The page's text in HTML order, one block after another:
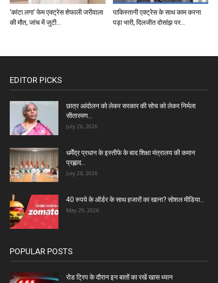
‘कांटा लगा’ फेम एक्ट्रेस शेफाली जरीवाला
की मौत, जांच में जुटी...
पाकिस्तानी एक्ट्रेस के साथ काम करना
पड़ा भारी, दिलजीत दोसांझ पर...
EDITOR PICKS
छात्र आंदोलन को लेकर सरकार की सोच को लेकर निर्मला
सीतारमण...
July 26, 2026
धर्मेंद्र प्रधान के इस्तीफे के बाद शिक्षा मंत्रालय की कमान
प्रह्लाद...
July 26, 2026
40 रुपये के ऑर्डर के साथ हजारों का खाना? सोशल मीडिया...
May 29, 2026
POPULAR POSTS
रोड ट्रिप के दौरान इन बातों का रखें खास ध्यान